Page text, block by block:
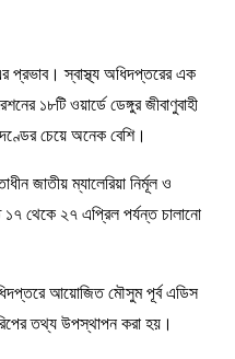
প্রভাব। স্বাস্থ্য অধিদপ্তরের এক
১৮টি ওয়ার্ডে ডেঙ্গুর জীবাণুবাহী
চেয়ে অনেক বেশি।
জাতীয় ম্যালেরিয়া নির্মূল ও
১৭ থেকে ২৭ এপ্রিল পর্যন্ত চালানো
আয়োজিত মৌসুম পূর্ব এডিস
তথ্য উপস্থাপন করা হয়।